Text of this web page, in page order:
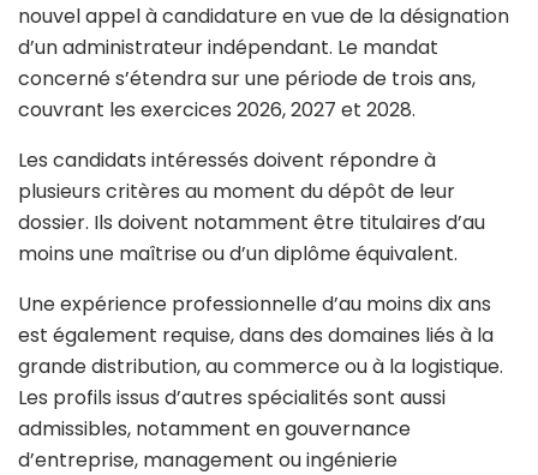
nouvel appel à candidature en vue de la désignation
d’un administrateur indépendant. Le mandat
concerné s’étendra sur une période de trois ans,
couvrant les exercices 2026, 2027 et 2028.
Les candidats intéressés doivent répondre à
plusieurs critères au moment du dépôt de leur
dossier. Ils doivent notamment être titulaires d’au
moins une maîtrise ou d’un diplôme équivalent.
Une expérience professionnelle d’au moins dix ans
est également requise, dans des domaines liés à la
grande distribution, au commerce ou à la logistique.
Les profils issus d’autres spécialités sont aussi
admissibles, notamment en gouvernance
d’entreprise, management ou ingénierie